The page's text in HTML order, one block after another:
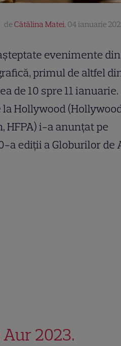
de Cătălina Matei, 04 ianuarie
evenimente din
primul de altfel
de 10 spre 11 ianuarie.
Hollywood
HFPA) i-a anunţat pe
a ediţii a Globurilor de
2023.